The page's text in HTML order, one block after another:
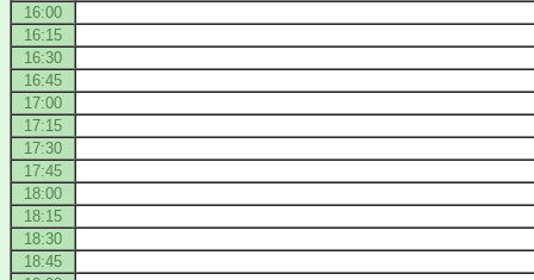
16:00
16:15
16:30
16:45
17:00
17:15
17:30
17:45
18:00
18:15
18:30
18:45